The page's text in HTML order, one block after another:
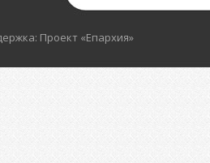
Проект «Епархия»